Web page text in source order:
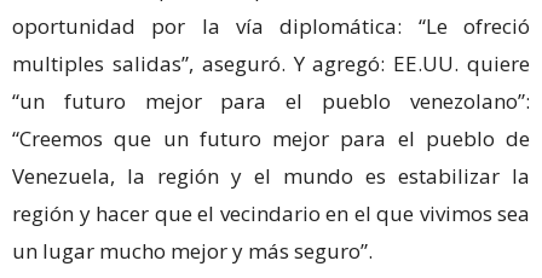
oportunidad por la vía diplomática: “Le ofreció
multiples salidas”, aseguró. Y agregó: EE.UU. quiere
“un futuro mejor para el pueblo venezolano”:
“Creemos que un futuro mejor para el pueblo de
Venezuela, la región y el mundo es estabilizar la
región y hacer que el vecindario en el que vivimos sea
un lugar mucho mejor y más seguro”.